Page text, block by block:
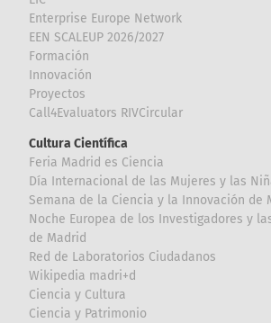
Enterprise Europe Network
EEN SCALEUP 2026/2027
Formación
Innovación
Proyectos
Call4Evaluators RIVCircular
Cultura Científica
Feria Madrid es Ciencia
Día Internacional de las Mujeres y las
Semana de la Ciencia y la Innovación de
Noche Europea de los Investigadores y
de Madrid
Red de Laboratorios Ciudadanos
Wikipedia madri+d
Ciencia y Cultura
Ciencia y Patrimonio